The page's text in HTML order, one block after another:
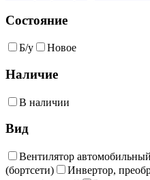
Состояние
Б/у Новое
Наличие
В наличии
Вид
Вентилятор автомобильный
(бортсети)
Инвертор,